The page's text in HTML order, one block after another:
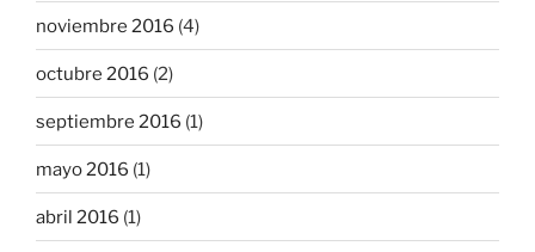
noviembre 2016 (4)
octubre 2016 (2)
septiembre 2016 (1)
mayo 2016 (1)
abril 2016 (1)